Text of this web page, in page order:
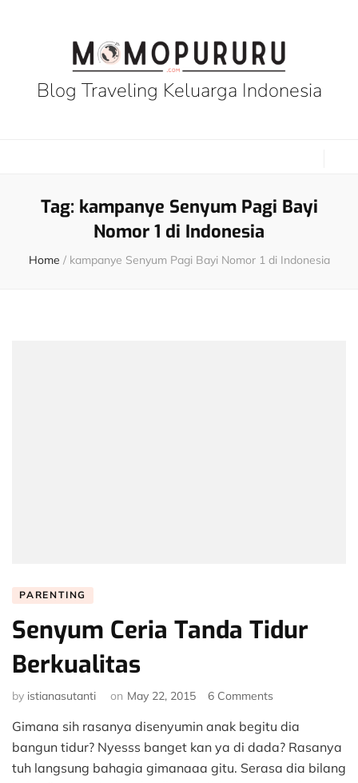
Blog Traveling Keluarga Indonesia
Tag: kampanye Senyum Pagi Bayi
Nomor 1 di Indonesia
Home / kampanye Senyum Pagi Bayi Nomor 1 di Indonesia
PARENTING
Senyum Ceria Tanda Tidur
Berkualitas
by istianasutanti on May 22, 2015 6 Comments
Ceria
Tanda
Tidur
Gimana sih rasanya disenyumin anak begitu dia
bangun tidur? Nyesss banget kan ya di dada? Rasanya
tuh langsung bahagia gimanaaa gitu. Serasa dia bilang